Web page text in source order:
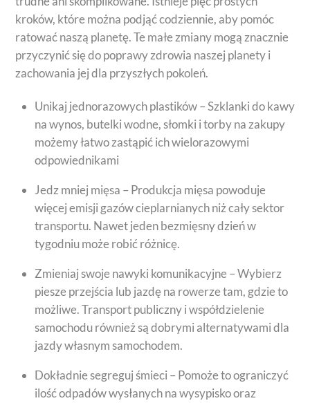
kroków, które można podjąć codziennie, aby pomóc
ratować naszą planetę. Te małe zmiany mogą znacznie
przyczynić się do poprawy zdrowia naszej planety i
zachowania jej dla przyszłych pokoleń.
Unikaj jednorazowych plastików – Szklanki do kawy
na wynos, butelki wodne, słomki i torby na zakupy
możemy łatwo zastąpić ich wielorazowymi
odpowiednikami
Jedz mniej mięsa – Produkcja mięsa powoduje
więcej emisji gazów cieplarnianych niż cały sektor
transportu. Nawet jeden bezmięsny dzień w
tygodniu może robić różnicę.
Zmieniaj swoje nawyki komunikacyjne – Wybierz
piesze przejścia lub jazdę na rowerze tam, gdzie to
możliwe. Transport publiczny i współdzielenie
samochodu również są dobrymi alternatywami dla
jazdy własnym samochodem.
Dokładnie segreguj śmieci – Pomoże to ograniczyć
ilość odpadów wysłanych na wysypisko oraz